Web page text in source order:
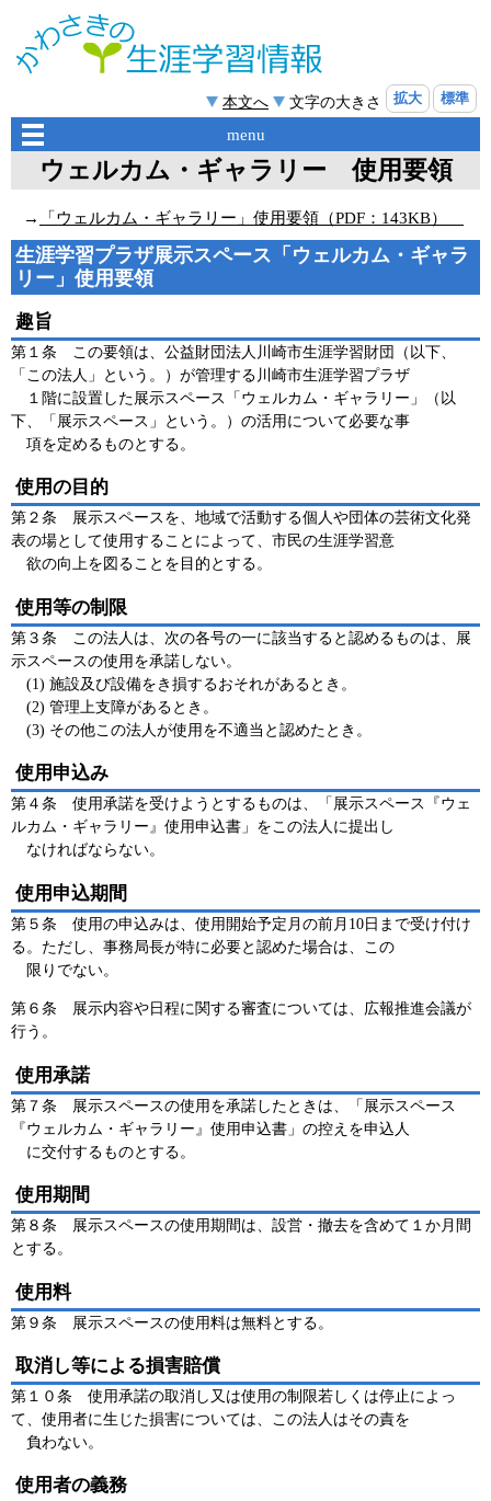
本文へ 文字の大きさ 拡大 標準
menu
ウェルカム・ギャラリー 使用要領
→ 「ウェルカム・ギャラリー」使用要領（PDF：143KB）
生涯学習プラザ展示スペース「ウェルカム・ギャラ
リー」使用要領
趣旨
第１条 この要領は、公益財団法人川崎市生涯学習財団（以下、
「この法人」という。）が管理する川崎市生涯学習プラザ
１階に設置した展示スペース「ウェルカム・ギャラリー」（以
下、「展示スペース」という。）の活用について必要な事
項を定めるものとする。
使用の目的
第２条 展示スペースを、地域で活動する個人や団体の芸術文化発
表の場として使用することによって、市民の生涯学習意
欲の向上を図ることを目的とする。
使用等の制限
第３条 この法人は、次の各号の一に該当すると認めるものは、展
示スペースの使用を承諾しない。
(1) 施設及び設備をき損するおそれがあるとき。
(2) 管理上支障があるとき。
(3) その他この法人が使用を不適当と認めたとき。
使用申込み
第４条 使用承諾を受けようとするものは、「展示スペース『ウェ
ルカム・ギャラリー』使用申込書」をこの法人に提出し
なければならない。
使用申込期間
第５条 使用の申込みは、使用開始予定月の前月10日まで受け付け
る。ただし、事務局長が特に必要と認めた場合は、この
限りでない。
第６条 展示内容や日程に関する審査については、広報推進会議が
行う。
使用承諾
第７条 展示スペースの使用を承諾したときは、「展示スペース
『ウェルカム・ギャラリー』使用申込書」の控えを申込人
に交付するものとする。
使用期間
第８条 展示スペースの使用期間は、設営・撤去を含めて１か月間
とする。
使用料
第９条 展示スペースの使用料は無料とする。
取消し等による損害賠償
第１０条 使用承諾の取消し又は使用の制限若しくは停止によっ
て、使用者に生じた損害については、この法人はその責を
負わない。
使用者の義務